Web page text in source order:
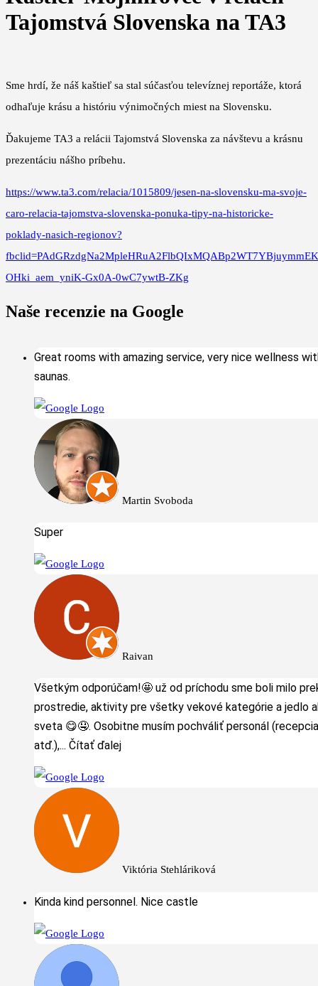
Tajomstvá Slovenska na TA3
Sme hrdí, že náš kaštieľ sa stal súčasťou televíznej reportáže, ktorá
odhaľuje krásu a históriu výnimočných miest na Slovensku.
Ďakujeme TA3 a relácii Tajomstvá Slovenska za návštevu a krásnu
prezentáciu nášho príbehu.
https://www.ta3.com/relacia/1015809/jesen-na-slovensku-ma-svoje-
caro-relacia-tajomstva-slovenska-ponuka-tipy-na-historicke-
poklady-nasich-regionov?
OHki_aem_yniK-Gx0A-0wC7ywtB-ZKg
Naše recenzie na Google
Great rooms with amazing service, very nice wellness
saunas.
Martin Svoboda
Super
Raivan
Všetkým odporúčam!🤩 už od príchodu sme boli milo
prostredie, aktivity pre všetky vekové kategórie a jedlo
sveta 😋🤤. Osobitne musím pochváliť personál
atď.),... Čítať ďalej
Viktória Stehláriková
Kinda kind personnel. Nice castle